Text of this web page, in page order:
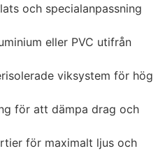
och specialanpassning
eller PVC utifrån
viksystem för hög
för att dämpa drag och
för maximalt ljus och